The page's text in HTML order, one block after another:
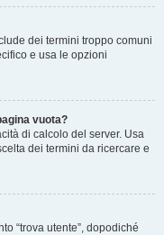
dei termini troppo comuni
e usa le opzioni
vuota?
di calcolo del server. Usa
dei termini da ricercare e
“trova utente”, dopodiché